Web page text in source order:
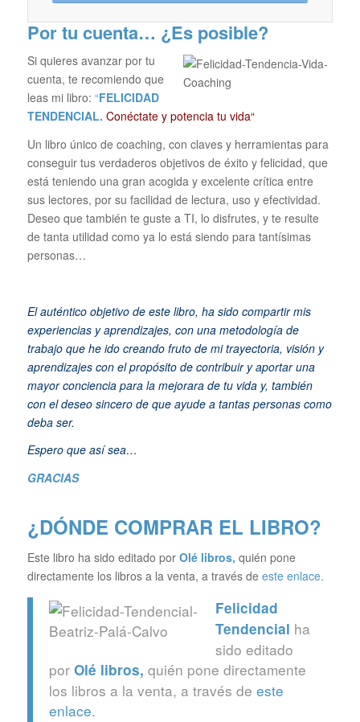
Por tu cuenta… ¿Es posible?
Si quieres avanzar por tu
cuenta, te recomiendo que
leas mi libro: “FELICIDAD
TENDENCIAL. Conéctate y potencia tu vida“
Un libro único de coaching, con claves y herramientas para
conseguir tus verdaderos objetivos de éxito y felicidad, que
está teniendo una gran acogida y excelente crítica entre
sus lectores, por su facilidad de lectura, uso y efectividad.
Deseo que también te guste a TI, lo disfrutes, y te resulte
de tanta utilidad como ya lo está siendo para tantísimas
personas…
El auténtico objetivo de este libro, ha sido compartir mis
experiencias y aprendizajes, con una metodología de
trabajo que he ido creando fruto de mi trayectoria, visión y
aprendizajes con el propósito de contribuir y aportar una
mayor conciencia para la mejorara de tu vida y, también
con el deseo sincero de que ayude a tantas personas como
deba ser.
Espero que así sea…
GRACIAS
¿DÓNDE COMPRAR EL LIBRO?
Este libro ha sido editado por Olé libros, quién pone
directamente los libros a la venta, a través de este enlace.
Felicidad
Tendencial ha
sido editado
por Olé libros, quién pone directamente
los libros a la venta, a través de este
enlace.